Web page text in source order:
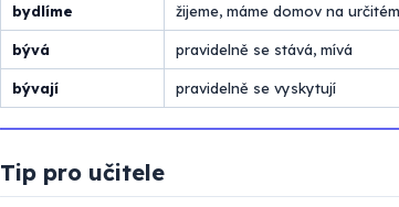
bydlíme žijeme, máme domov na
bývá pravidelně se stává, mívá
bývají pravidelně se vyskytují
Tip pro učitele